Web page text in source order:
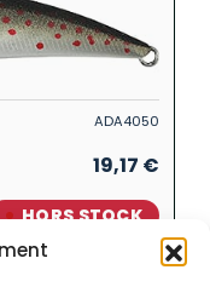
ADA4050
19,17 €
HORS STOCK